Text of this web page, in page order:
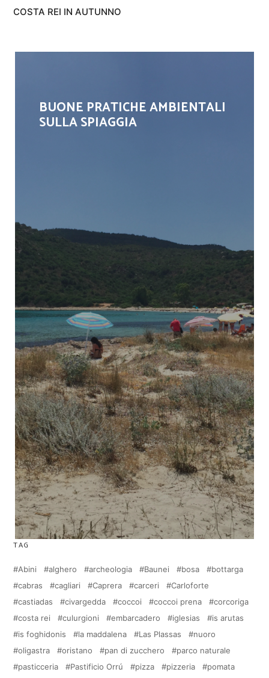
COSTA REI IN AUTUNNO
BUONE PRATICHE AMBIENTALI
SULLA SPIAGGIA
TAG
Abini alghero archeologia Baunei bosa
bottarga
cabras
cagliari Caprera carceri
Carloforte
castiadas
civargedda coccoi coccoi prena
corcoriga
costa rei
culurgioni embarcadero iglesias
is arutas
is foghidonis
la maddalena Las Plassas
nuoro
oligastra
oristano pan di zucchero
parco naturale
pasticceria
Pastificio Orrú pizza pizzeria
pomata